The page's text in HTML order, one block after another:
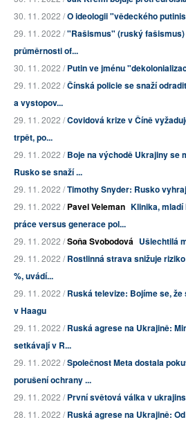
30. 11. 2022 /O ideologii "vědeckého
29. 11. 2022 /"Rašismus" (ruský
průměrnosti of...
30. 11. 2022 /Putin ve jménu
29. 11. 2022 /Čínská policie se snaží
a vystopov...
29. 11. 2022 /Covidová krize v Číně
trpět, po...
29. 11. 2022 /Boje na východě Ukrajiny se
Rusko se snaží ...
29. 11. 2022 /Timothy Snyder: Rusko
29. 11. 2022 /Pavel Veleman Klinika,
práce versus generace pol...
29. 11. 2022 /Soňa Svobodová Ušlechtilá
29. 11. 2022 /Rostlinná strava snižuje
%, uvádí...
29. 11. 2022 /Ruská televize: Bojíme se,
v Haagu
29. 11. 2022 /Ruská agrese na Ukrajině:
setkávají v R...
29. 11. 2022 /Společnost Meta dostala
porušení ochrany ...
29. 11. 2022 /První světová válka v
28. 11. 2022 /Ruská agrese na Ukrajině: